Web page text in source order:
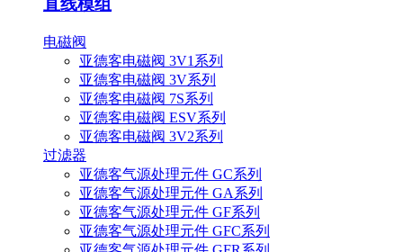
直线模组
电磁阀
亚德客电磁阀 3V1系列
亚德客电磁阀 3V系列
亚德客电磁阀 7S系列
亚德客电磁阀 ESV系列
亚德客电磁阀 3V2系列
过滤器
亚德客气源处理元件 GC系列
亚德客气源处理元件 GA系列
亚德客气源处理元件 GF系列
亚德客气源处理元件 GFC系列